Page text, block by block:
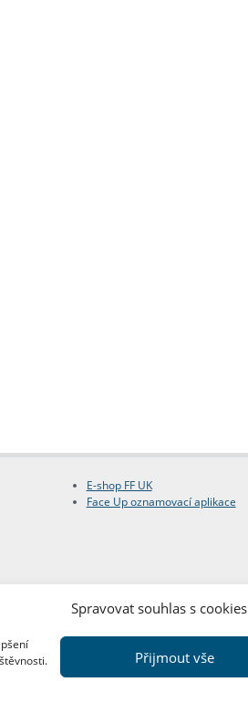
Spravovat souhlas s cookies
Přijmout vše
E-shop FF UK
Face Up oznamovací aplikace